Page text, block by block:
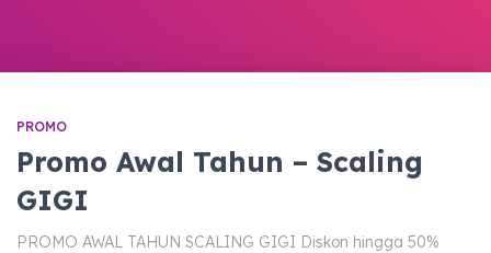
PROMO
Promo Awal Tahun – Scaling
GIGI
PROMO AWAL TAHUN SCALING GIGI Diskon hingga 50%